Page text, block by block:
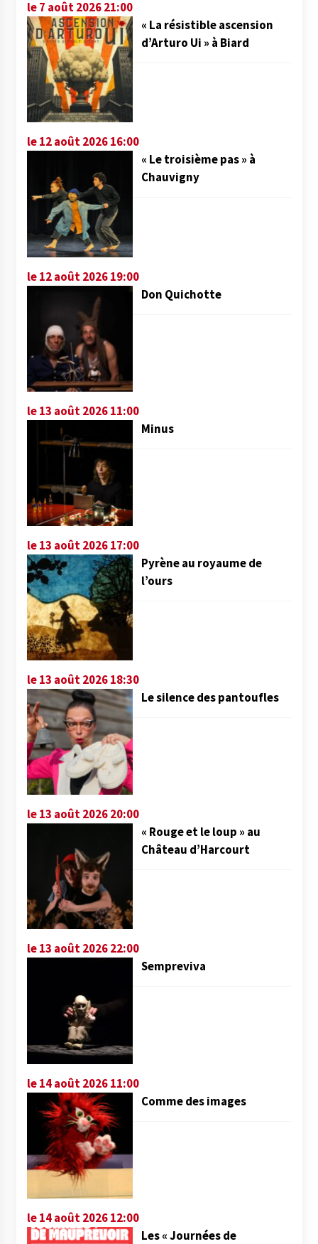
le 7 août 2026 21:00
« La résistible ascension
d’Arturo Ui » à Biard
le 12 août 2026 16:00
« Le troisième pas » à
Chauvigny
le 12 août 2026 19:00
Don Quichotte
le 13 août 2026 11:00
Minus
le 13 août 2026 17:00
Pyrène au royaume de
l’ours
le 13 août 2026 18:30
Le silence des pantoufles
le 13 août 2026 20:00
« Rouge et le loup » au
Château d’Harcourt
le 13 août 2026 22:00
Sempreviva
le 14 août 2026 11:00
Comme des images
le 14 août 2026 12:00
Les « Journées de